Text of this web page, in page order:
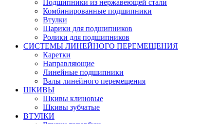
Подшипники из нержавеющей стали
Комбинированные подшипники
Втулки
Шарики для подшипников
Ролики для подшипников
СИСТЕМЫ ЛИНЕЙНОГО ПЕРЕМЕЩЕНИЯ
Каретки
Направляющие
Линейные подшипники
Валы линейного перемещения
ШКИВЫ
Шкивы клиновые
Шкивы зубчатые
ВТУЛКИ